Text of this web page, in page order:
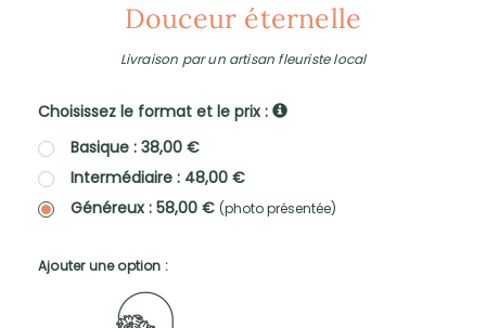
Douceur éternelle
Livraison par un artisan fleuriste local
Choisissez le format et le prix :
Basique : 38,00 €
Intermédiaire : 48,00 €
Généreux : 58,00 € (photo présentée)
Ajouter une option :